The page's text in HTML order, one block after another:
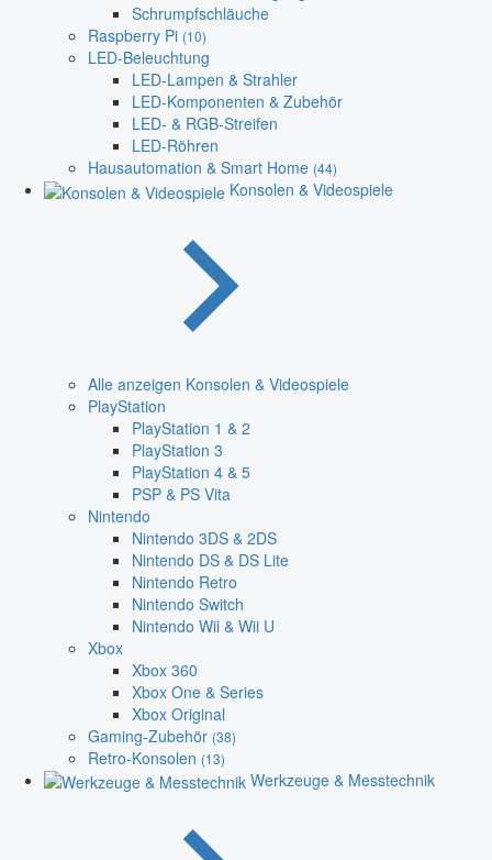
Schrumpfschläuche
Raspberry Pi (10)
LED-Beleuchtung
LED-Lampen & Strahler
LED-Komponenten & Zubehör
LED- & RGB-Streifen
LED-Röhren
Hausautomation & Smart Home (44)
Konsolen & Videospiele
Alle anzeigen Konsolen & Videospiele
PlayStation
PlayStation 1 & 2
PlayStation 3
PlayStation 4 & 5
PSP & PS Vita
Nintendo
Nintendo 3DS & 2DS
Nintendo DS & DS Lite
Nintendo Retro
Nintendo Switch
Nintendo Wii & Wii U
Xbox
Xbox 360
Xbox One & Series
Xbox Original
Gaming-Zubehör (38)
Retro-Konsolen (13)
Werkzeuge & Messtechnik